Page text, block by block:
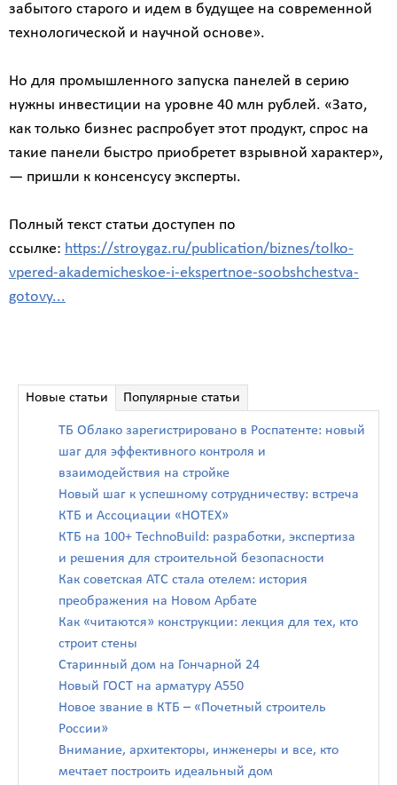
забытого старого и идем в будущее на современной
технологической и научной основе».
Но для промышленного запуска панелей в серию
нужны инвестиции на уровне 40 млн рублей. «Зато,
как только бизнес распробует этот продукт, спрос на
такие панели быстро приобретет взрывной характер»,
— пришли к консенсусу эксперты.
Полный текст статьи доступен по
ссылке: https://stroygaz.ru/publication/biznes/tolko-
vpered-akademicheskoe-i-ekspertnoe-soobshchestva-
gotovy...
Новые статьи Популярные статьи
ТБ Облако зарегистрировано в Роспатенте: новый
шаг для эффективного контроля и
взаимодействия на стройке
Новый шаг к успешному сотрудничеству: встреча
КТБ и Ассоциации «НОТЕХ»
КТБ на 100+ TechnoBuild: разработки, экспертиза
и решения для строительной безопасности
Как советская АТС стала отелем: история
преображения на Новом Арбате
Как «читаются» конструкции: лекция для тех, кто
строит стены
Старинный дом на Гончарной 24
Новый ГОСТ на арматуру А550
Новое звание в КТБ – «Почетный строитель
России»
Внимание, архитекторы, инженеры и все, кто
мечтает построить идеальный дом